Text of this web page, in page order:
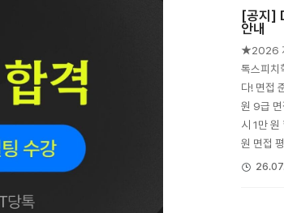
[공지]
안내
★2026
톡스피치
다! 면접
원 9급 면
시 1만
원 면접